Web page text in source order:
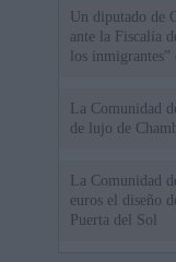
Un diputado de
ante la Fiscalía
los inmigrantes”
La Comunidad
de lujo de
La Comunidad
euros el diseño
Puerta del Sol